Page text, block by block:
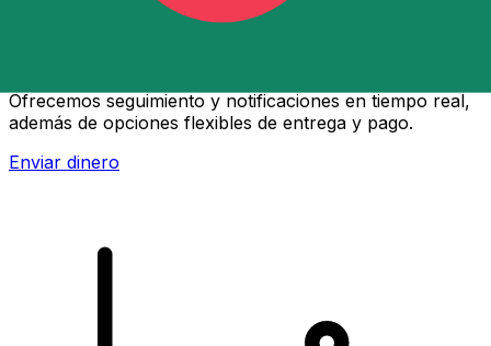
Ofrecemos seguimiento y notificaciones en tiempo real,
además de opciones flexibles de entrega y pago.
Enviar dinero